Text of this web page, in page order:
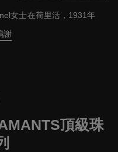
女士在荷里活，1931年
謝
頂級珠